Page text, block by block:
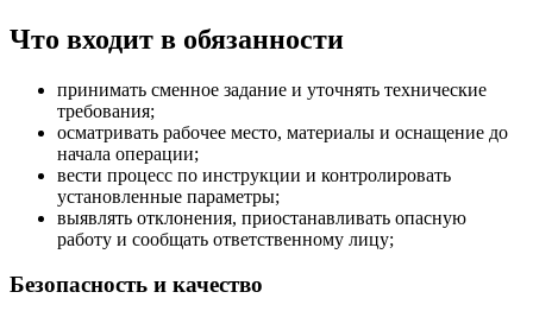
Что входит в обязанности
принимать сменное задание и уточнять технические
требования;
осматривать рабочее место, материалы и оснащение до
начала операции;
вести процесс по инструкции и контролировать
установленные параметры;
выявлять отклонения, приостанавливать опасную
работу и сообщать ответственному лицу;
Безопасность и качество